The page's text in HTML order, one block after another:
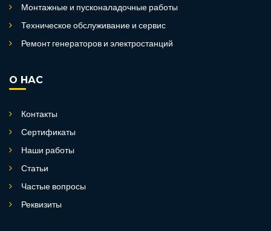
Монтажные и пусконаладочные работы
Техническое обслуживание и сервис
Ремонт генераторов и электростанций
О НАС
Контакты
Сертификаты
Наши работы
Статьи
Частые вопросы
Реквизиты